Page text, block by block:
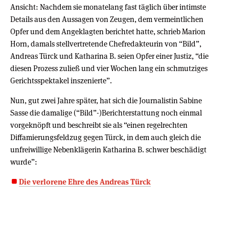
Ansicht: Nachdem sie monatelang fast täglich über intimste
Details aus den Aussagen von Zeugen, dem vermeintlichen
Opfer und dem Angeklagten berichtet hatte, schrieb Marion
Horn, damals stellvertretende Chefredakteurin von “Bild”,
Andreas Türck und Katharina B. seien Opfer einer Justiz, “die
diesen Prozess zuließ und vier Wochen lang ein schmutziges
Gerichtsspektakel inszenierte”.
Nun, gut zwei Jahre später, hat sich die Journalistin Sabine
Sasse die damalige (“Bild”-)Berichterstattung noch einmal
vorgeknöpft und beschreibt sie als “einen regelrechten
Diffamierungsfeldzug gegen Türck, in dem auch gleich die
unfreiwillige Nebenklägerin Katharina B. schwer beschädigt
wurde”:
Die verlorene Ehre des Andreas Türck